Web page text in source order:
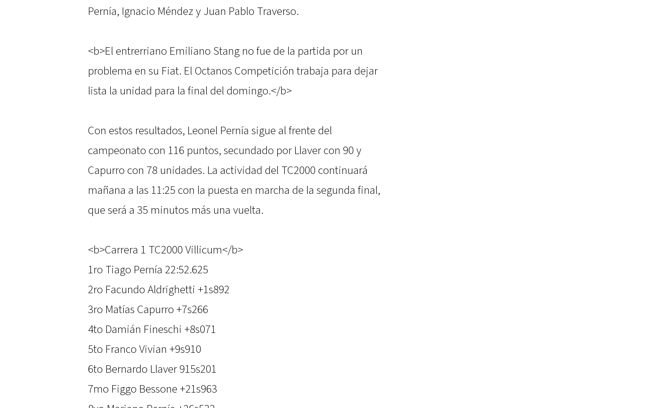
Pernía, Ignacio Méndez y Juan Pablo Traverso.
<b>El entrerriano Emiliano Stang no fue de la partida por un
problema en su Fiat. El Octanos Competición trabaja para dejar
lista la unidad para la final del domingo.</b>
Con estos resultados, Leonel Pernía sigue al frente del
campeonato con 116 puntos, secundado por Llaver con 90 y
Capurro con 78 unidades. La actividad del TC2000 continuará
mañana a las 11:25 con la puesta en marcha de la segunda final,
que será a 35 minutos más una vuelta.
<b>Carrera 1 TC2000 Villicum</b>
1ro Tiago Pernía 22:52.625
2ro Facundo Aldrighetti +1s892
3ro Matías Capurro +7s266
4to Damián Fineschi +8s071
5to Franco Vivian +9s910
6to Bernardo Llaver 915s201
7mo Figgo Bessone +21s963